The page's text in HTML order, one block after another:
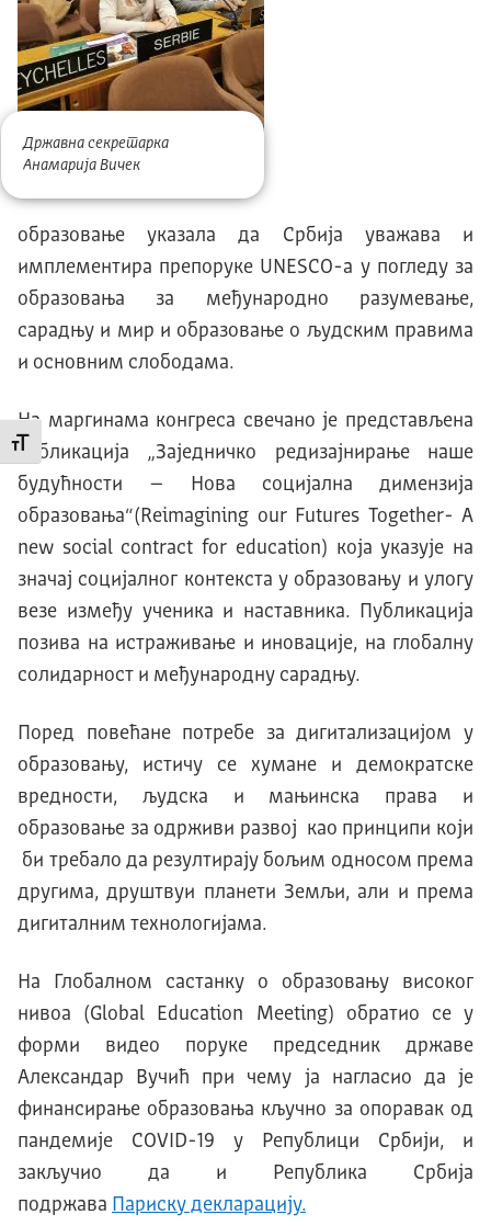
Промени величину слова
Државна секретарка
Анамарија Вичек
образовање указала да Србија уважава и
имплементира препоруке UNESCO-а у погледу за
образовања за међународно разумевање,
сарадњу и мир и образовање о људским правима
и основним слободама.
На маргинама конгреса свечано је представљена
публикација „Заједничко редизајнирање наше
будућности – Нова социјална димензија
образовања“(Reimagining our Futures Together- A
new social contract for education) која указује на
значај социјалног контекста у образовању и улогу
везе између ученика и наставника. Публикација
позива на истраживање и иновације, на глобалну
солидарност и међународну сарадњу.
Поред повећане потребе за дигитализацијом у
образовању, истичу се хумане и демократске
вредности, људска и мањинска права и
образовање за одрживи развој као принципи који
би требало да резултирају бољим односом према
другима, друштвуи планети Земљи, али и према
дигиталним технологијама.
На Глобалном састанку о образовању високог
нивоа (Global Education Meeting) обратио се у
форми видео поруке председник државе
Александар Вучић при чему ја нагласио да је
финансирање образовања кључно за опоравак од
пандемије COVID-19 у Републици Србији, и
закључио да и Република Србија
подржава Париску декларацију.